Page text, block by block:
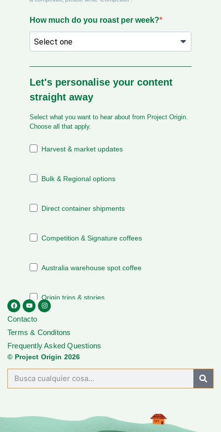
Contacto
Terms & Conditons
Frequently Asked Questions
© Project Origin 2026